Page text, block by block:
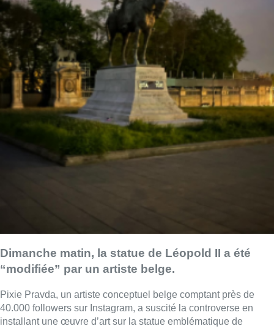
Dimanche matin, la statue de Léopold II a été
“modifiée” par un artiste belge.
Pixie Pravda, un artiste conceptuel belge comptant près de
40.000 followers sur Instagram, a suscité la controverse en
installant une œuvre d’art sur la statue emblématique de